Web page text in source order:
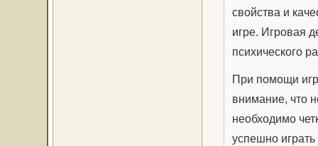
свойства и
игре. Игровая
психического
При помощи
внимание, что
необходимо
успешно